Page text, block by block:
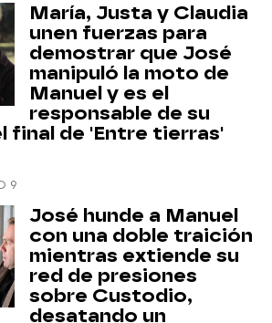
María, Justa y Claudia
unen fuerzas para
demostrar que José
manipuló la moto de
Manuel y es el
responsable de su
final de 'Entre tierras'
9
José hunde a Manuel
con una doble traición
mientras extiende su
red de presiones
sobre Custodio,
desatando un